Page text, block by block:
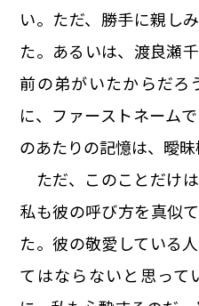
い。ただ、勝手に親し
た。あるいは、渡良瀬
前の弟がいたからだろ
に、ファーストネーム
のあたりの記憶は、曖昧
ただ、このことだけ
私も彼の呼び方を真似
た。彼の敬愛している
てはならないと思って